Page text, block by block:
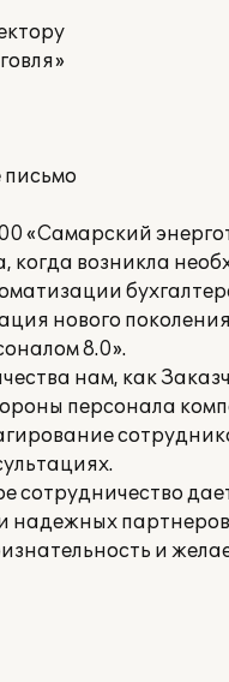
письмо
«Самарский
когда возникла
нового
8.0».
нам, как
персонала
сотрудничество
надежных
и